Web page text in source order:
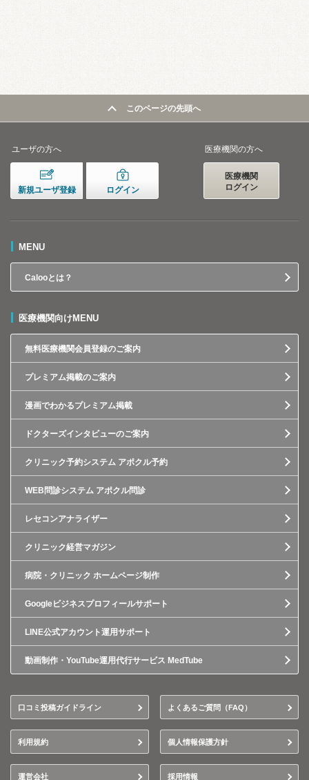
このページの先頭へ
ユーザの方へ
新規ユーザ登録 ログイン
医療機関の方へ
医療機関
ログイン
MENU
Calooとは？
医療機関向けMENU
無料医療機関会員登録のご案内
プレミアム掲載のご案内
漫画でわかるプレミアム掲載
ドクターズインタビューのご案内
クリニック予約システム アポクル予約
WEB問診システム アポクル問診
レセコンアナライザー
クリニック経営マガジン
病院・クリニック ホームページ制作
Googleビジネスプロフィールサポート
LINE公式アカウント運用サポート
動画制作・YouTube運用代行サービス MedTube
口コミ投稿ガイドライン よくあるご質問（FAQ）
利用規約 個人情報保護方針
運営会社 採用情報